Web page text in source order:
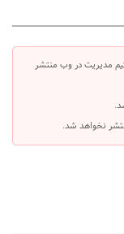
مدیریت در وب منتشر
نخواهد شد.